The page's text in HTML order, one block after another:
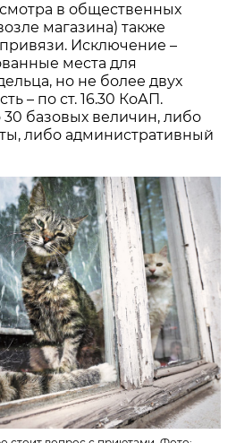
в общественных
магазина) также
Исключение –
места для
но не более двух
– по ст. 16.30 КоАП.
базовых величин, либо
либо административный